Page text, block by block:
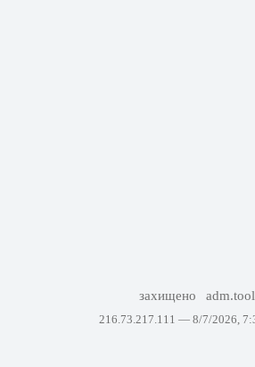
захищено
216.73.217.111 — 8/7/2026,